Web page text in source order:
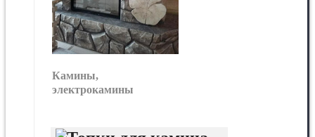
Камины,
электрокамины